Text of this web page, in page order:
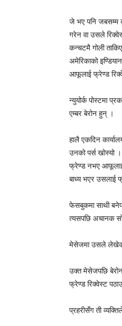
जे भए पनि जबसम्म
गरेन वा उसले
कन्चटमै गोली
अमेरिकाको
आफूलाई फ्रेण्ड
न्युयोर्क पोस्टमा
एम्बर बेरोन हुन् ।
हालै एकदिन
उनको पर्स खोस्यो
फ्रेण्ड नभए
बाध्य भएर उसलाई
फेसबुकमा साथी
त्यसपछि अचानक
मेसेजमा उसले लेखेको
उक्त मेसेजपछि
फ्रेण्ड रिक्वेस्ट
प्रहरीसँग ती